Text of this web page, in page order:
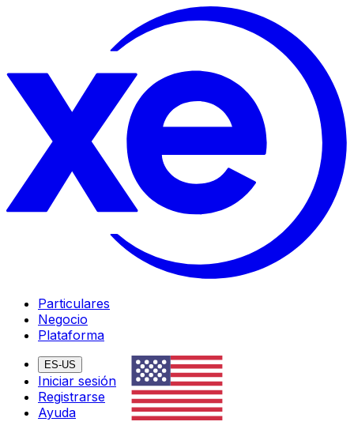
Particulares
Negocio
Plataforma
ES-US
Iniciar sesión
Registrarse
Ayuda